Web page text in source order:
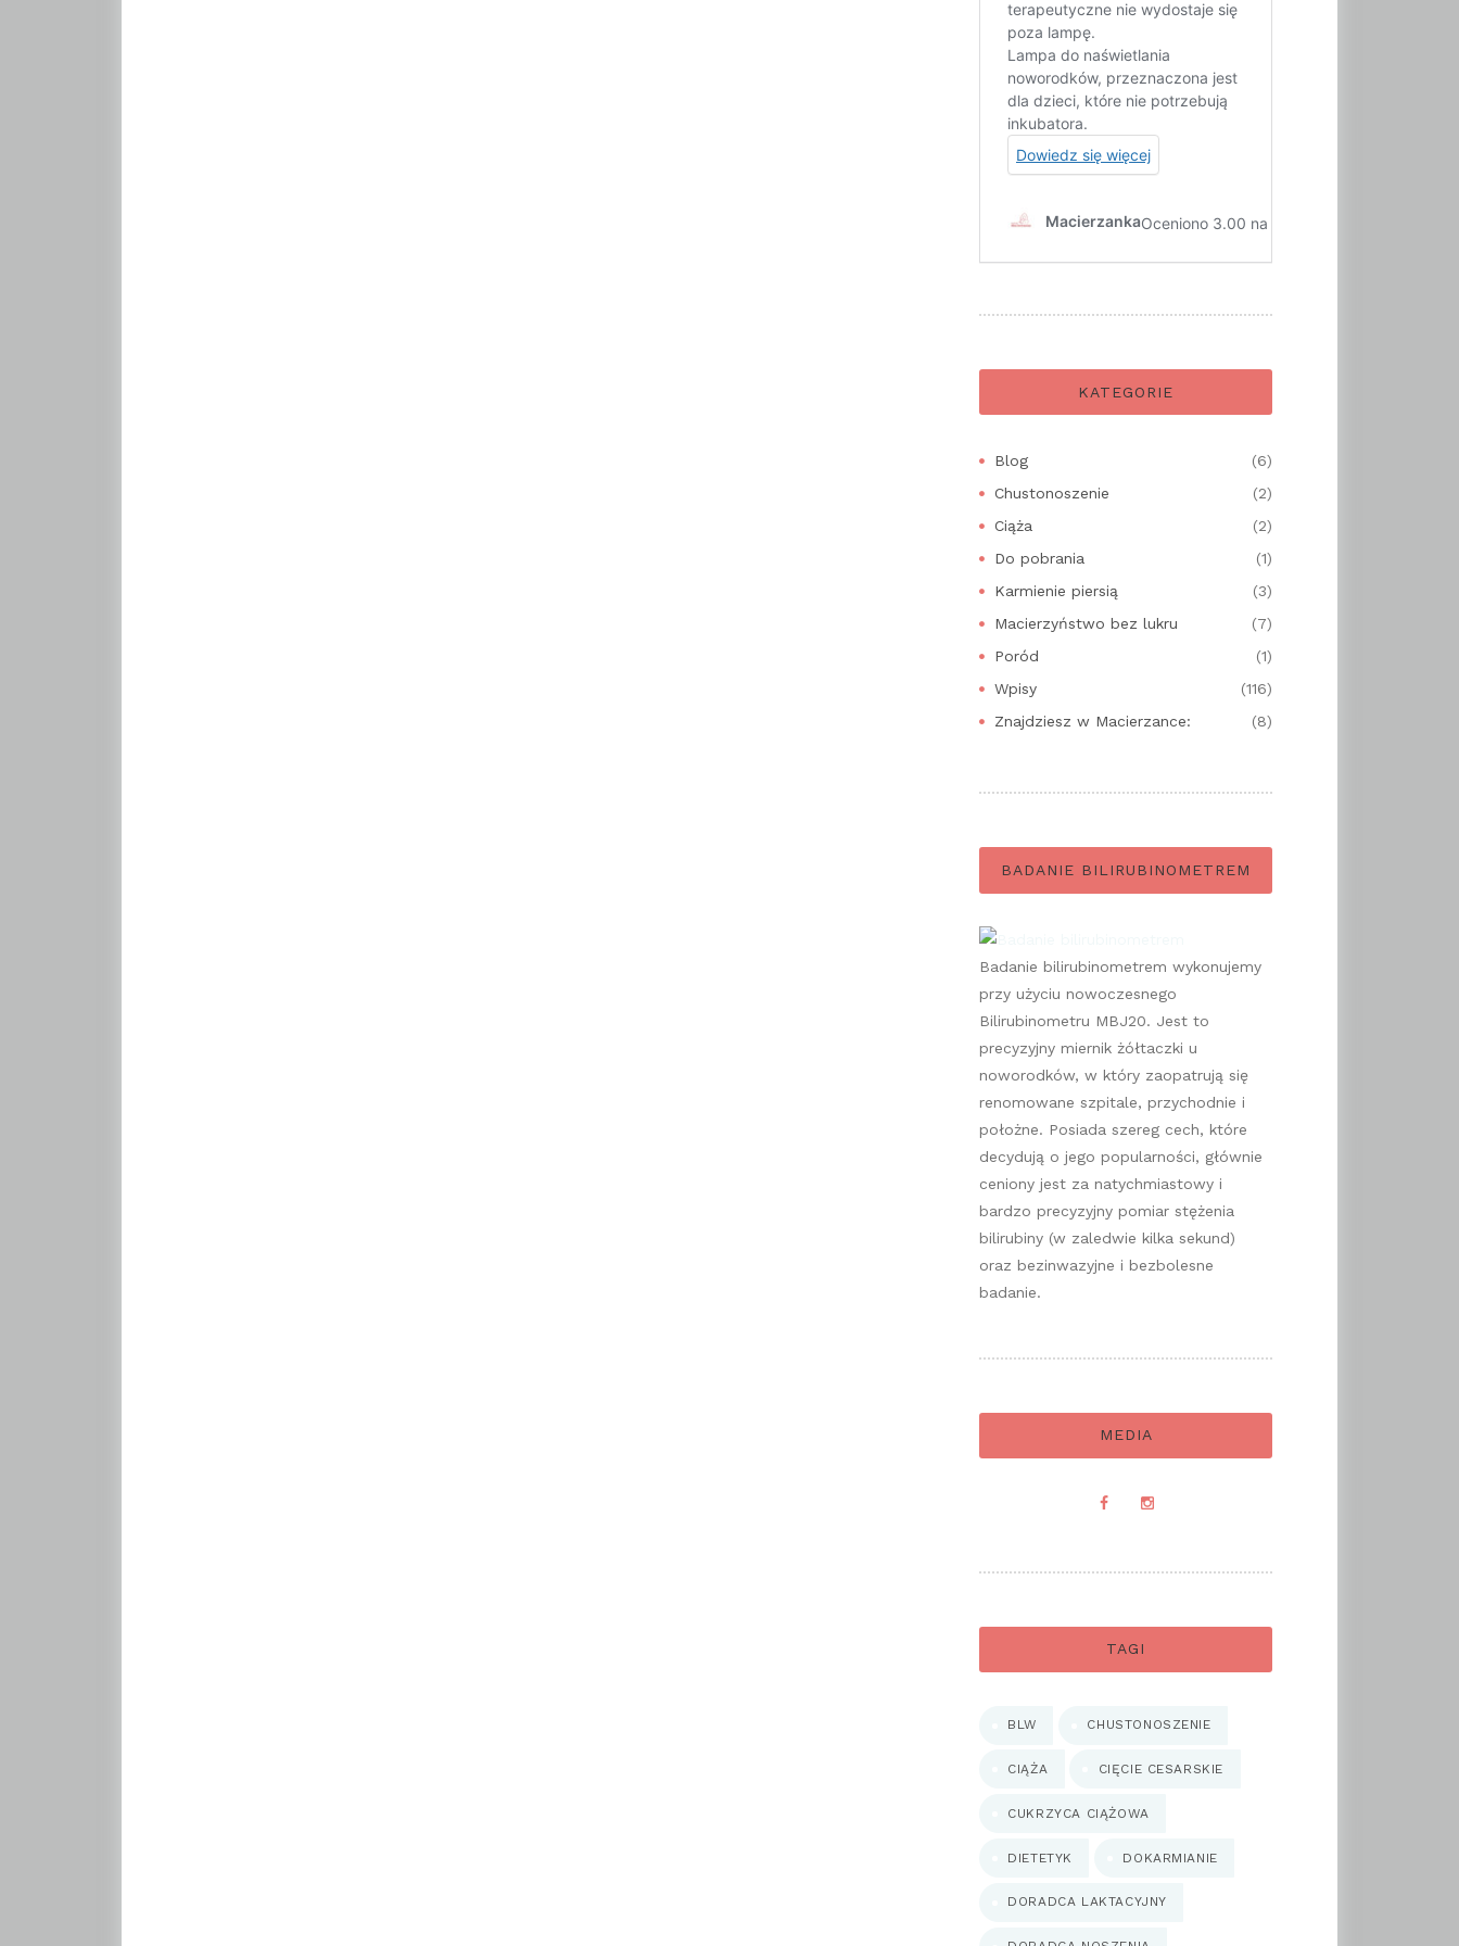
KATEGORIE
Blog
(6)
Chustonoszenie
(2)
Ciąża
(2)
Do pobrania
(1)
Karmienie piersią
(3)
Macierzyństwo bez lukru
(7)
Poród
(1)
Wpisy
(116)
Znajdziesz w Macierzance:
(8)
BADANIE BILIRUBINOMETREM
Badanie bilirubinometrem wykonujemy
przy użyciu nowoczesnego
Bilirubinometru MBJ20. Jest to
precyzyjny miernik żółtaczki u
noworodków, w który zaopatrują się
renomowane szpitale, przychodnie i
położne. Posiada szereg cech, które
decydują o jego popularności, głównie
ceniony jest za natychmiastowy i
bardzo precyzyjny pomiar stężenia
bilirubiny (w zaledwie kilka sekund)
oraz bezinwazyjne i bezbolesne
badanie.
MEDIA
TAGI
BLW CHUSTONOSZENIE
CIĄŻA CIĘCIE CESARSKIE
CUKRZYCA CIĄŻOWA
DIETETYK DOKARMIANIE
DORADCA LAKTACYJNY